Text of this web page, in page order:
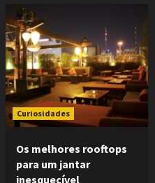
Curiosidades
Os melhores rooftops
para um jantar
inesquecível